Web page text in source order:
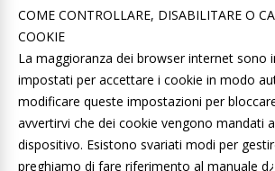
COME CONTROLLARE, DISABILITARE O
COOKIE
La maggioranza dei browser internet sono
impostati per accettare i cookie in modo
modificare queste impostazioni per
avvertirvi che dei cookie vengono mandati
dispositivo. Esistono svariati modi per
preghiamo di fare riferimento al manuale